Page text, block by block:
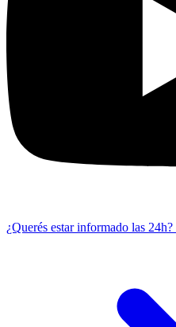
¿Querés estar informado las 24h?